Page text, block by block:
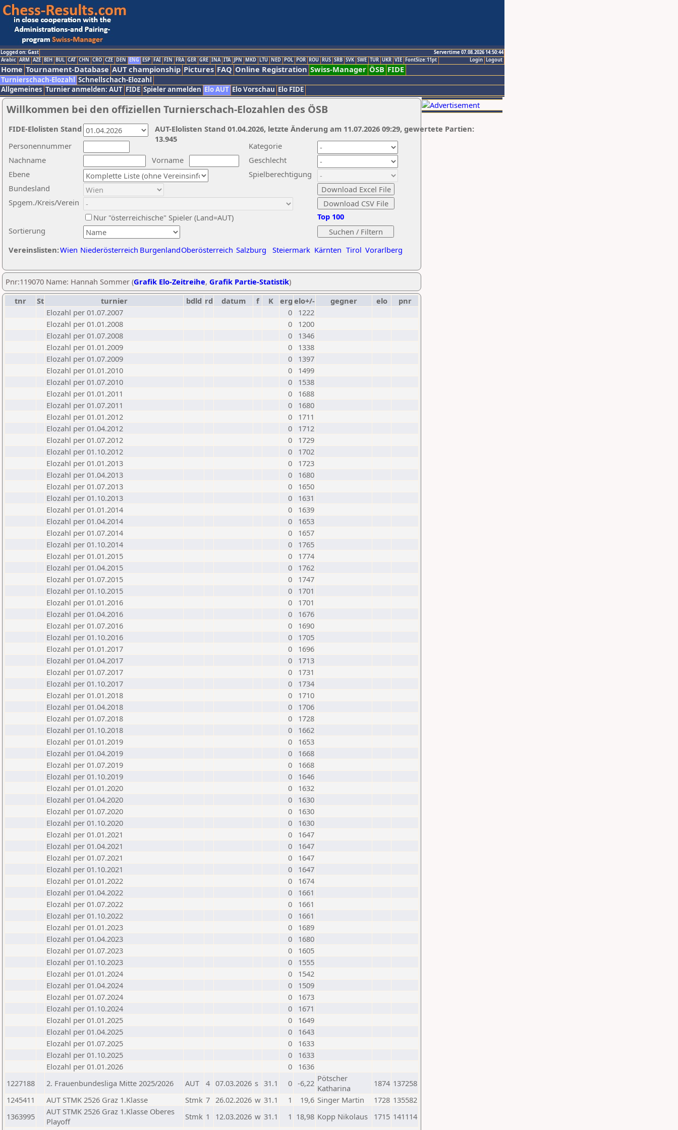
Logged on: Gast
Servertime 07.08.2026 14:50:44
Logout
Login
Arabic ARM AZE BIH BUL CAT CHN CRO CZE DEN ENG ESP FAI FIN FRA GER GRE INA ITA JPN MKD LTU NED POL POR ROU RUS SRB SVK SWE TUR UKR VIE FontSize:11pt
Home Tournament-Database AUT championship Pictures FAQ Online Registration Swiss-Manager ÖSB FIDE
Turnierschach-Elozahl Schnellschach-Elozahl
Allgemeines Turnier anmelden: AUT FIDE Spieler anmelden Elo AUT Elo Vorschau Elo FIDE
Willkommen bei den offiziellen Turnierschach-Elozahlen des ÖSB
Nachname
Vorname
Ebene
Kategorie
Sortierung
Personennummer
Bundesland
Spgem./Kreis/Verein
Geschlecht
Nur "österreichische" Spieler (Land=AUT)
Spielberechtigung
Vereinslisten:Wien Niederösterreich BurgenlandOberösterreich Salzburg Steiermark Kärnten Tirol Vorarlberg
Top 100
AUT-Elolisten Stand 01.04.2026, letzte Änderung am 11.07.2026 09:29, gewertete Partien:
13.945
FIDE-Elolisten Stand
Pnr:119070 Name: Hannah Sommer (Grafik Elo-Zeitreihe, Grafik Partie-Statistik)
tnr
St turnier bdld rd datum f K erg elo+/- gegner elo
pnr
Elozahl per 01.07.2007
0
1222
Elozahl per 01.01.2008
0
1200
Elozahl per 01.07.2008
0
1346
Elozahl per 01.01.2009
0
1338
Elozahl per 01.07.2009
0
1397
Elozahl per 01.01.2010
0
1499
Elozahl per 01.07.2010
0
1538
Elozahl per 01.01.2011
0
1688
Elozahl per 01.07.2011
0
1680
Elozahl per 01.01.2012
0
1711
Elozahl per 01.04.2012
0
1712
Elozahl per 01.07.2012
0
1729
Elozahl per 01.10.2012
0
1702
Elozahl per 01.01.2013
0
1723
Elozahl per 01.04.2013
0
1680
Elozahl per 01.07.2013
0
1650
Elozahl per 01.10.2013
0
1631
Elozahl per 01.01.2014
0
1639
Elozahl per 01.04.2014
0
1653
Elozahl per 01.07.2014
0
1657
Elozahl per 01.10.2014
0
1765
Elozahl per 01.01.2015
0
1774
Elozahl per 01.04.2015
0
1762
Elozahl per 01.07.2015
0
1747
Elozahl per 01.10.2015
0
1701
Elozahl per 01.01.2016
0
1701
Elozahl per 01.04.2016
0
1676
Elozahl per 01.07.2016
0
1690
Elozahl per 01.10.2016
0
1705
Elozahl per 01.01.2017
0
1696
Elozahl per 01.04.2017
0
1713
Elozahl per 01.07.2017
0
1731
Elozahl per 01.10.2017
0
1734
Elozahl per 01.01.2018
0
1710
Elozahl per 01.04.2018
0
1706
Elozahl per 01.07.2018
0
1728
Elozahl per 01.10.2018
0
1662
Elozahl per 01.01.2019
0
1653
Elozahl per 01.04.2019
0
1668
Elozahl per 01.07.2019
0
1668
Elozahl per 01.10.2019
0
1646
Elozahl per 01.01.2020
0
1632
Elozahl per 01.04.2020
0
1630
Elozahl per 01.07.2020
0
1630
Elozahl per 01.10.2020
0
1630
Elozahl per 01.01.2021
0
1647
Elozahl per 01.04.2021
0
1647
Elozahl per 01.07.2021
0
1647
Elozahl per 01.10.2021
0
1647
Elozahl per 01.01.2022
0
1674
Elozahl per 01.04.2022
0
1661
Elozahl per 01.07.2022
0
1661
Elozahl per 01.10.2022
0
1661
Elozahl per 01.01.2023
0
1689
Elozahl per 01.04.2023
0
1680
Elozahl per 01.07.2023
0
1605
Elozahl per 01.10.2023
0
1555
Elozahl per 01.01.2024
0
1542
Elozahl per 01.04.2024
0
1509
Elozahl per 01.07.2024
0
1673
Elozahl per 01.10.2024
0
1671
Elozahl per 01.01.2025
0
1649
Elozahl per 01.04.2025
0
1643
Elozahl per 01.07.2025
0
1633
Elozahl per 01.10.2025
0
1633
Elozahl per 01.01.2026
0
1636
1227188
2. Frauenbundesliga Mitte 2025/2026 AUT 4 07.03.2026 s 31.1 0 -6,22 Pötscher
Katharina
1874 137258
1245411
AUT STMK 2526 Graz 1.Klasse Stmk 7 26.02.2026 w 31.1 1 19,6 Singer Martin 1728 135582
1363995
AUT STMK 2526 Graz 1.Klasse Oberes
Playoff
Stmk 1 12.03.2026 w 31.1 1 18,98 Kopp Nikolaus 1715 141114